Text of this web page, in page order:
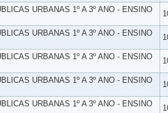
URBANAS 1º A 3º ANO - ENSINO
URBANAS 1º A 3º ANO - ENSINO
URBANAS 1º A 3º ANO - ENSINO
URBANAS 1º A 3º ANO - ENSINO
URBANAS 1º A 3º ANO - ENSINO